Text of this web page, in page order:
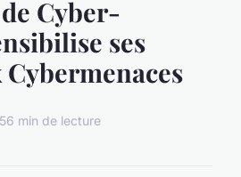
Cyber-
ses
6 min de lecture